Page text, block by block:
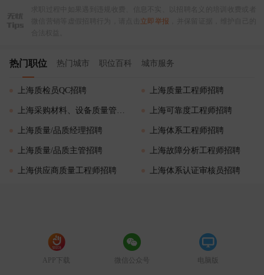
立即举报
热门职位 热门城市 职位百科 城市服务
上海质检员QC招聘 上海质量工程师招聘
上海采购材料、设备质量管理招聘 上海可靠度工程师招聘
上海质量/品质经理招聘 上海体系工程师招聘
上海质量/品质主管招聘 上海故障分析工程师招聘
上海供应商质量工程师招聘 上海体系认证审核员招聘
APP下载 微信公众号 电脑版